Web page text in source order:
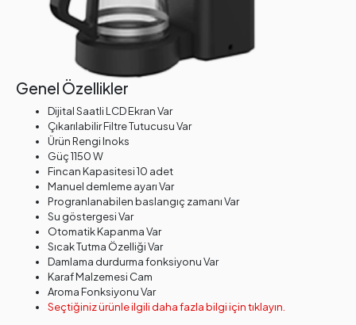
Genel Özellikler
Dijital Saatli LCD Ekran Var
Çıkarılabilir Filtre Tutucusu Var
Ürün Rengi Inoks
Güç 1150 W
Fincan Kapasitesi 10 adet
Manuel demleme ayarı Var
Progranlanabilen baslangıç zamanı Var
Su göstergesi Var
Otomatik Kapanma Var
Sıcak Tutma Özelliği Var
Damlama durdurma fonksiyonu Var
Karaf Malzemesi Cam
Aroma Fonksiyonu Var
Seçtiğiniz ürünle ilgili daha fazla bilgi için tıklayın.